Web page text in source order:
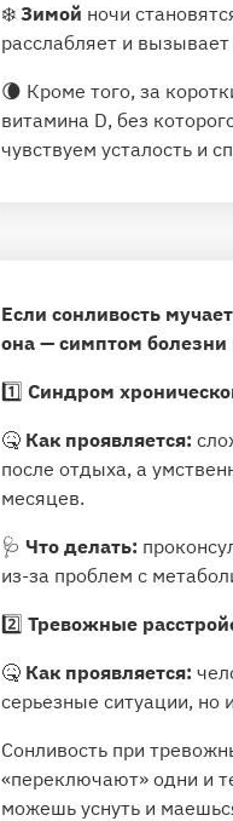
❄️ Зимой ночи
расслабляет и
🌘 Кроме того, за
витамина D, без
чувствуем усталость и
Если сонливость
она — симптом болезни
1️⃣ Синдром
🤒 Как проявляется:
после отдыха, а
месяцев.
🩺 Что делать:
из-за проблем с
2️⃣ Тревожные
🤒 Как проявляется:
серьезные ситуации, но
Сонливость при
«переключают» одни и
можешь уснуть и